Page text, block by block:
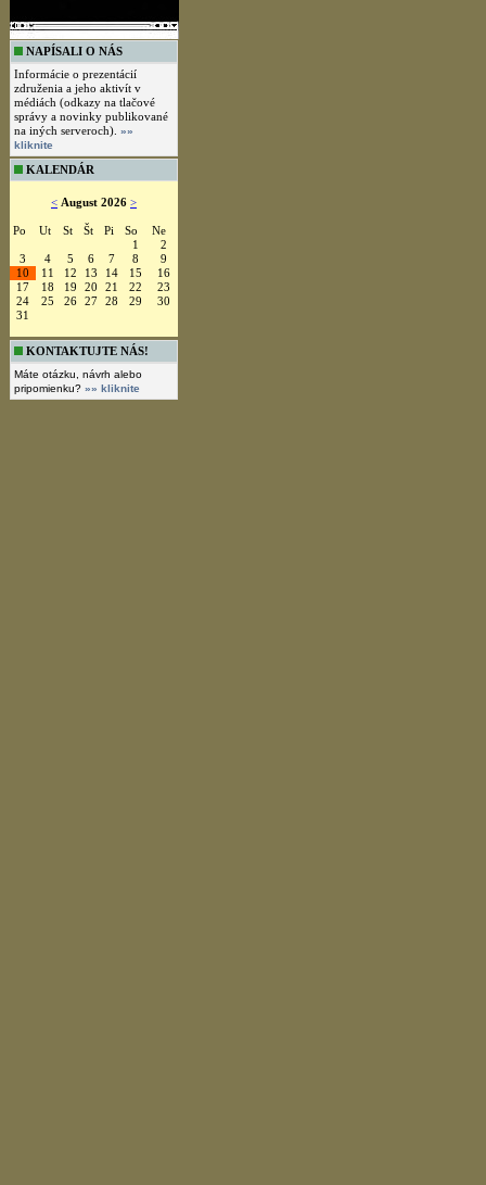
NAPÍSALI O NÁS
Informácie o prezentácií
združenia a jeho aktivít v
médiách (odkazy na tlačové
správy a novinky publikované
na iných serveroch). »»
kliknite
KALENDÁR
< August 2026 >
Po Ut St Št Pi So
Ne
1
2
3
4 5 6 7 8
9
10
11 12 13 14 15
16
17
18 19 20 21 22
23
24
25 26 27 28 29
30
31
KONTAKTUJTE NÁS!
Máte otázku, návrh alebo
pripomienku? »» kliknite